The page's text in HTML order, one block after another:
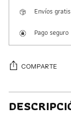
Envíos
Pago seguro
COMPARTE
Añadir
un